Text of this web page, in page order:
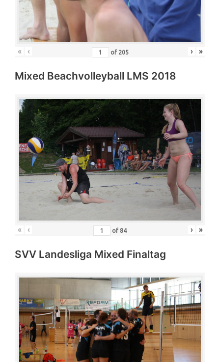
« ‹ of 205 › »
Mixed Beachvolleyball LMS 2018
« ‹ of 84 › »
SVV Landesliga Mixed Finaltag